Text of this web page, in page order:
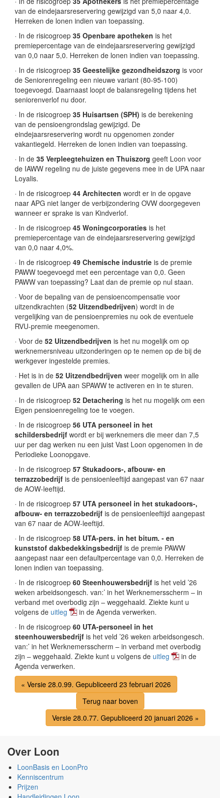
van de eindejaarsreservering gewijzigd van 5,0 naar 4,0.
Herreken de lonen indien van toepassing.
· In de risicogroep 35 Openbare apotheken is het
premiepercentage van de eindejaarsreservering gewijzigd
van 0,0 naar 5,0. Herreken de lonen indien van toepassing.
· In de risicogroep 35 Geestelijke gezondheidszorg is voor
de Seniorenregeling een nieuwe variant (80-95-100)
toegevoegd. Daarnaast loopt de balansregeling tijdens het
seniorenverlof nu door.
· In de risicogroep 35 Huisartsen (SPH) is de berekening
van de pensioengrondslag gewijzigd. De
eindejaarsreservering wordt nu opgenomen zonder
vakantiegeld. Herreken de lonen indien van toepassing.
· In de 35 Verpleegtehuizen en Thuiszorg geeft Loon voor
de IAWW regeling nu de juiste gegevens mee in de UPA naar
Loyalis.
· In de risicogroep 44 Architecten wordt er in de opgave
naar APG niet langer de verbijzondering OVW doorgegeven
wanneer er sprake is van Kindverlof.
· In de risicogroep 45 Woningcorporaties is het
premiepercentage van de eindejaarsreservering gewijzigd
van 0,0 naar 4,0%.
· In de risicogroep 49 Chemische industrie is de premie
PAWW toegevoegd met een percentage van 0,0. Geen
PAWW van toepassing? Laat dan de premie op nul staan.
· Voor de bepaling van de pensioencompensatie voor
uitzendkrachten (52 Uitzendbedrijven) wordt in de
vergelijking van de pensioenpremies nu ook de eventuele
RVU-premie meegenomen.
· Voor de 52 Uitzendbedrijven is het nu mogelijk om op
werknemersniveau uitzonderingen op te nemen op de bij de
werkgever ingestelde premies.
· Het is in de 52 Uitzendbedrijven weer mogelijk om in alle
gevallen de UPA aan SPAWW te activeren en in te sturen.
· In de risicogroep 52 Detachering is het nu mogelijk om een
Eigen pensioenregeling toe te voegen.
· In de risicogroep 56 UTA personeel in het
schildersbedrijf wordt er bij werknemers die meer dan 7,5
uur per dag werken nu een juist Vast Loon opgenomen in de
Periodieke Loonopgave.
· In de risicogroep 57 Stukadoors-, afbouw- en
terrazzobedrijf is de pensioenleeftijd aangepast van 67 naar
de AOW-leeftijd.
· In de risicogroep 57 UTA personeel in het stukadoors-,
afbouw- en terrazzobedrijf is de pensioenleeftijd aangepast
van 67 naar de AOW-leeftijd.
· In de risicogroep 58 UTA-pers. in het bitum. - en
kunststof dakbedekkingsbedrijf is de premie PAWW
aangepast naar een defaultpercentage van 0,0. Herreken de
lonen indien van toepassing.
· In de risicogroep 60 Steenhouwersbedrijf is het veld ’26
weken arbeidsongesch. van:’ in het Werknemersscherm – in
verband met overbodig zijn – weggehaald. Ziekte kunt u
volgens de uitleg
in de Agenda verwerken.
· In de risicogroep 60 UTA-personeel in het
steenhouwersbedrijf is het veld ’26 weken arbeidsongesch.
van:’ in het Werknemersscherm – in verband met overbodig
zijn – weggehaald. Ziekte kunt u volgens de uitleg
in de
Agenda verwerken.
« Versie 28.0.99. Gepubliceerd 23 februari 2026
Terug naar boven
Versie 28.0.77. Gepubliceerd 20 januari 2026 »
Over Loon
LoonBasis en LoonPro
Kenniscentrum
Prijzen